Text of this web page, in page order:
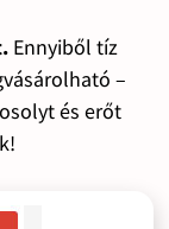
Ennyiből tíz
–
és erőt